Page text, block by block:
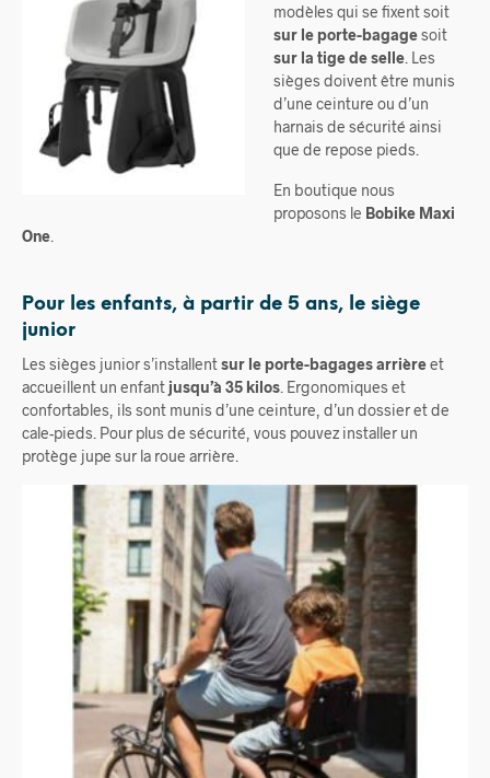
modèles qui se fixent soit
sur le porte-bagagesoit
sur la tige de selle. Les
sièges doivent être munis
d’une ceinture ou d’un
harnais de sécurité ainsi
que de repose pieds.
En boutique nous
proposons le Bobike Maxi
One.
Pour les enfants, à partir de 5 ans, l e siège
junior
Les sièges junior s’installentsur le porte-bagages arrièreet
accueillent un enfant jusqu’à 35 kilos. Ergonomiques et
confortables, ils sont munis d’une ceinture, d’un dossier et de
cale-pieds. Pour plus de sécurité, vous pouvez installer un
protège jupe sur la roue arrière.